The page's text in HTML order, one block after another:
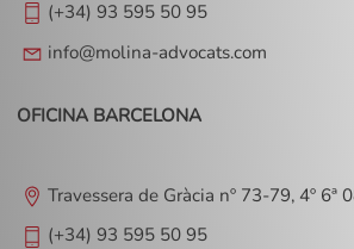
(+34) 93 595 50 95
info@molina-advocats.com
OFICINA BARCELONA
Travessera de Gràcia nº 73-79, 4º 6ª
(+34) 93 595 50 95